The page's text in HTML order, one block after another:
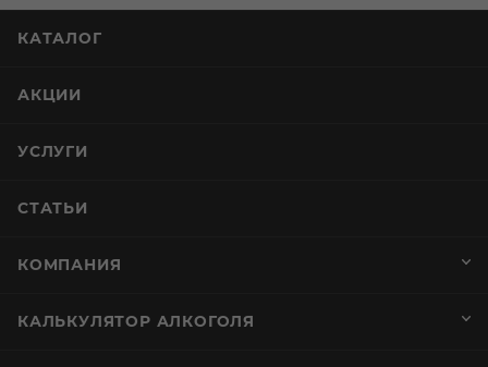
КАТАЛОГ
АКЦИИ
УСЛУГИ
СТАТЬИ
КОМПАНИЯ
КАЛЬКУЛЯТОР АЛКОГОЛЯ